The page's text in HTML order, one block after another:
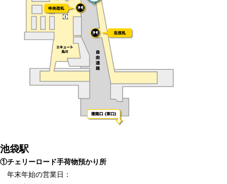
池袋駅
①チェリーロード手荷物預かり所
年末年始の営業日：